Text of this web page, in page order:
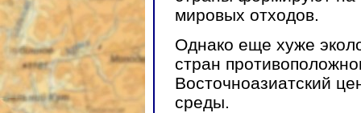
мировых отходов.
Однако еще хуже
стран
Восточноазиатский
среды.